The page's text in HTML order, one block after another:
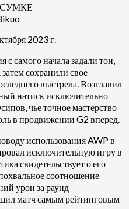
2023 г.
самого начала задали тон,
сохранили свое
выстрела. Возглавил
натиск исключительно
чье точное мастерство
в продвижении G2 вперед.
использования AWP в
исключительную игру в
свидетельствует о его
соотношение
урон за раунд
матч самым рейтинговым